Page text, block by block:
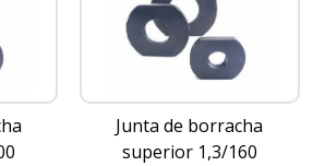
Junta de borracha
superior 1,3/160